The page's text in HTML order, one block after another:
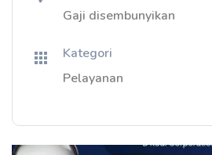
Gaji disembunyikan
Kategori
Pelayanan